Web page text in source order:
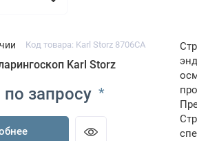
Код товара: Karl Storz 8706CA
Karl Storz
запросу *